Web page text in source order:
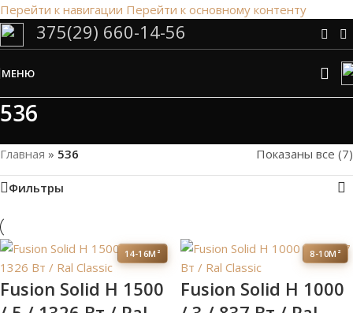
Перейти к навигации Перейти к основному контенту
Сэкономим Ваше время на подбор
Рассчитаем мощность | Предложим от 3х вариантов | В
наличии и под заказ
375(29) 660-14-56
МЕНЮ
536
Главная » 536 Показаны все (7)
Фильтры
14-16М²
Fusion Solid H 1500
8-10М²
Fusion Solid H 1000